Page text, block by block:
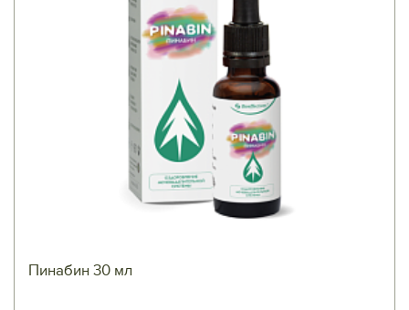
Пинабин 30 мл